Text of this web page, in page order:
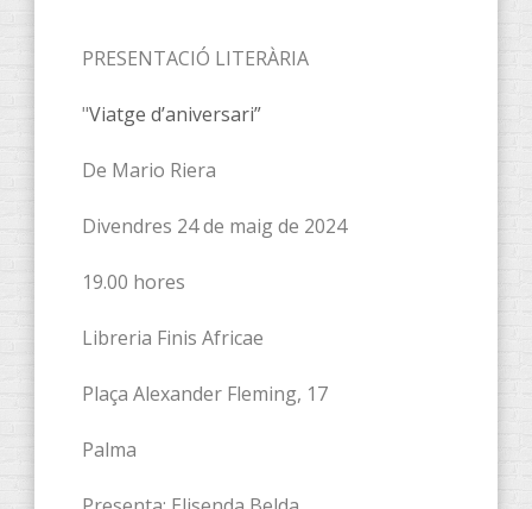
PRESENTACIÓ LITERÀRIA
"Viatge d’aniversari”
De Mario Riera
Divendres 24 de maig de 2024
19.00 hores
Libreria Finis Africae
Plaça Alexander Fleming, 17
Palma